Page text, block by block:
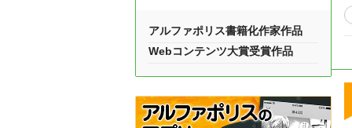
い彼
（
アルファポリス書籍化作家作品
Webコンテンツ大賞受賞作品